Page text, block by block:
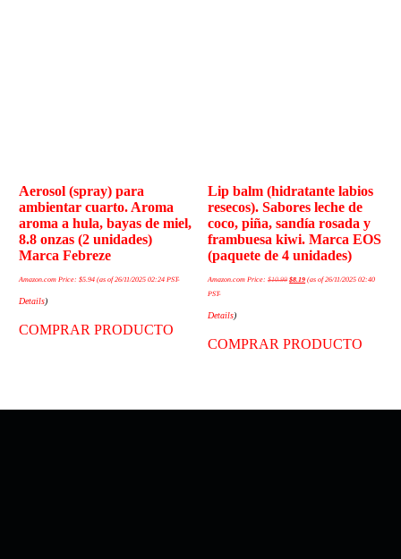
Aerosol (spray) para
ambientar cuarto. Aroma
aroma a hula, bayas de miel,
8.8 onzas (2 unidades)
Marca Febreze
Amazon.com Price:$5.94 (as of 26/11/2025 02:24 PST-
Details)
COMPRAR PRODUCTO
Lip balm (hidratante labios
resecos). Sabores leche de
coco, piña, sandía rosada y
frambuesa kiwi. Marca EOS
(paquete de 4 unidades)
Amazon.com Price:$10.99 $8.19 (as of 26/11/2025 02:40
PST-
Details)
COMPRAR PRODUCTO